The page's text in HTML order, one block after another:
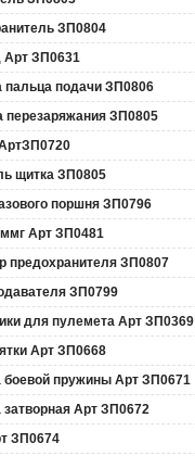
ЗП0804
Арт ЗП0631
подачи ЗП0806
перезаряжания ЗП0805
щитка ЗП0805
поршня ЗП0796
Арт ЗП0481
предохранителя ЗП0807
ЗП0799
для пулемета Арт ЗП0369
Арт ЗП0668
пружины Арт ЗП0671
Арт ЗП0672
ЗП0674